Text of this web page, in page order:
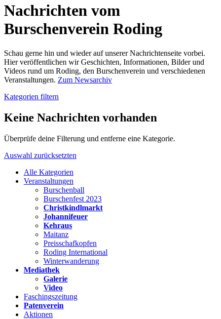
Nachrichten vom
Burschenverein Roding
Schau gerne hin und wieder auf unserer Nachrichtenseite vorbei.
Hier veröffentlichen wir Geschichten, Informationen, Bilder und
Videos rund um Roding, den Burschenverein und verschiedenen
Veranstaltungen. Zum Newsarchiv
Kategorien filtern
Keine Nachrichten vorhanden
Überprüfe deine Filterung und entferne eine Kategorie.
Auswahl zurücksetzten
Alle Kategorien
Veranstaltungen
Burschenball
Burschenfest 2023
Christkindlmarkt
Johannifeuer
Kehraus
Maitanz
Preisschafkopfen
Roding International
Winterwanderung
Mediathek
Galerie
Video
Faschingszeitung
Patenverein
Aktionen